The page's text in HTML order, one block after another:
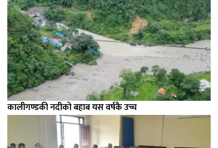
कालीगण्डकी नदीको बहाब यस वर्षकै उच्च